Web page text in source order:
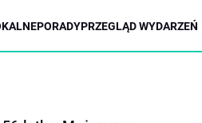
PORADYPRZEGLĄD WYDARZEŃ